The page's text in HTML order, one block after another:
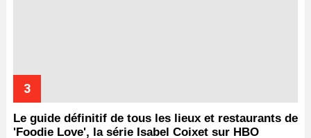
Le guide définitif de tous les lieux et restaurants de
'Foodie Love', la série Isabel Coixet sur HBO